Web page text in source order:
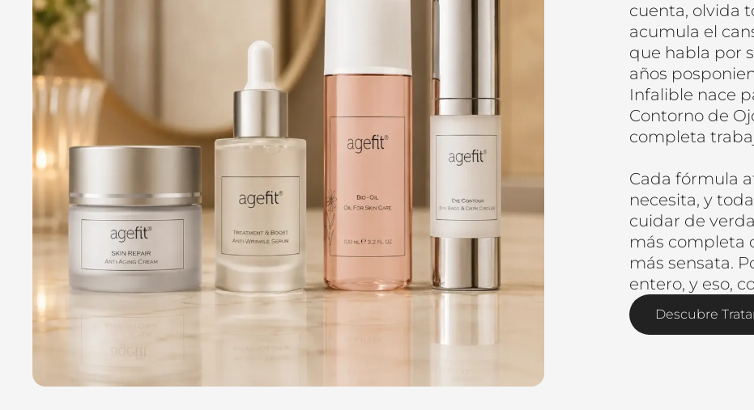
cuenta, olvida
acumula el
que habla por
años
Infalible nace
Contorno de
completa
Cada fórmula
necesita, y
cuidar de
más completa
más sensata.
entero, y eso,
Descubre